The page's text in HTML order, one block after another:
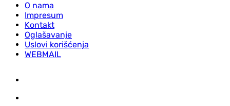
O nama
Impresum
Kontakt
Oglašavanje
Uslovi korišćenja
WEBMAIL